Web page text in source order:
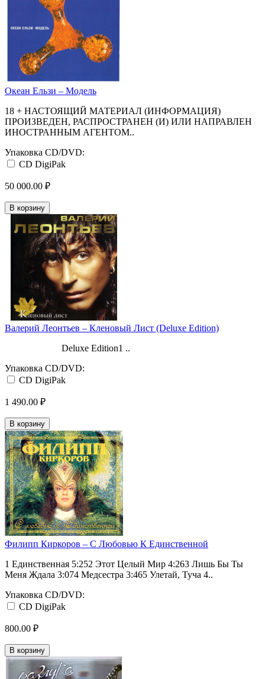
Океан Ельзи ‎– Модель
18 + НАСТОЯЩИЙ МАТЕРИАЛ (ИНФОРМАЦИЯ)
ПРОИЗВЕДЕН, РАСПРОСТРАНЕН (И) ИЛИ НАПРАВЛЕН
ИНОСТРАННЫМ АГЕНТОМ..
Упаковка CD/DVD:
CD DigiPak
50 000.00 ₽
В корзину
Валерий Леонтьев ‎– Кленовый Лист (Deluxe Edition)
Deluxe Edition1 ..
Упаковка CD/DVD:
CD DigiPak
1 490.00 ₽
В корзину
Филипп Киркоров ‎– С Любовью К Единственной
1 Единственная 5:252 Этот Целый Мир 4:263 Лишь Бы Ты
Меня Ждала 3:074 Медсестра 3:465 Улетай, Туча 4..
Упаковка CD/DVD:
CD DigiPak
800.00 ₽
В корзину